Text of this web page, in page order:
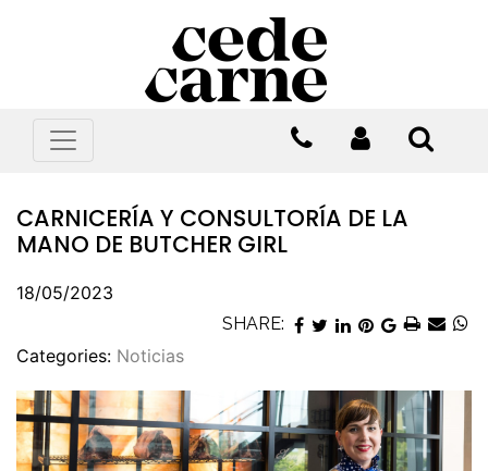
CARNICERÍA Y CONSULTORÍA DE LA
MANO DE BUTCHER GIRL
18/05/2023
SHARE:
Categories: Noticias